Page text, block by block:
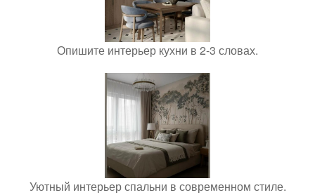
Опишите интерьер кухни в 2-3 словах.
Уютный интерьер спальни в современном стиле.